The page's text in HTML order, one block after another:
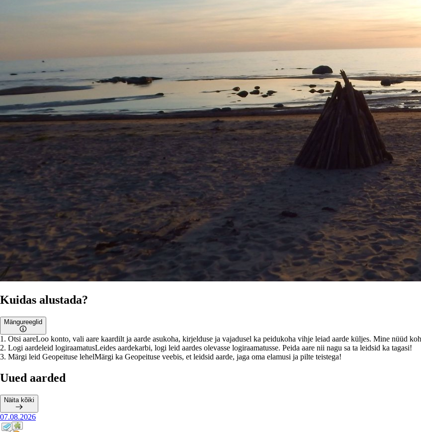
Kuidas alustada?
Mängureeglid
1 . Otsi aareLoo konto, vali aare kaardilt ja aarde asukoha, kirjelduse ja vajadusel ka peidukoha vihje leiad aarde küljes. Mine nüüd
2. Logi aardeleid logiraamatusLeides aardekarbi, logi leid aardes olevasse logiraamatusse. Peida aare nii nagu sa ta leidsid ka tagasi!
3. Märgi leid Geopeituse lehelMärgi ka Geopeituse veebis, et leidsid aarde, jaga oma elamusi ja pilte teistega!
Uued aarded
Näita kõiki
07.08.2026